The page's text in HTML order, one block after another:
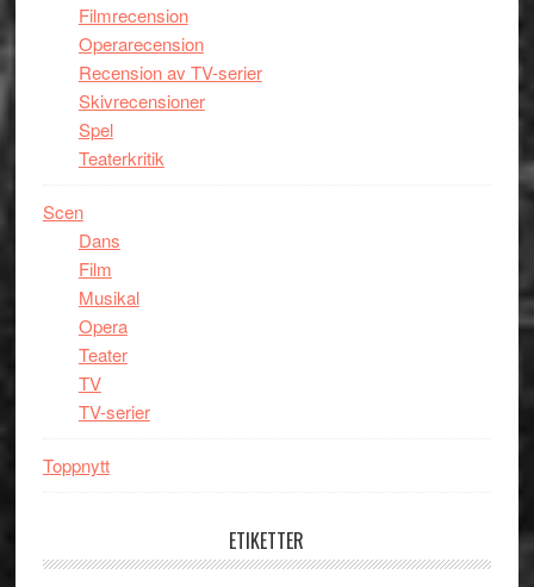
Filmrecension
Operarecension
Recension av TV-serier
Skivrecensioner
Spel
Teaterkritik
Scen
Dans
Film
Musikal
Opera
Teater
TV
TV-serier
Toppnytt
ETIKETTER